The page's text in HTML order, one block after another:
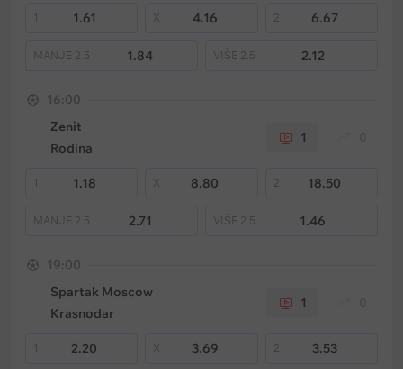
1 1.61 4.16 2 6.67
MANJE 2.5 1.84 VIŠE 2.5 2.12
16:00
Zenit
Rodina
1
1 1.18 8.80 2 18.50
MANJE 2.5 2.71 VIŠE 2.5 1.46
19:00
Spartak Moscow
Krasnodar
1
1 2.20 3.69 2 3.53